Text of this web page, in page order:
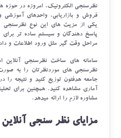
نظرسنجی الکترونیک، امروزه در حوزه
فروش و بازاریابی، واحدهای
یکی از مزیت های این نوع نظرسنجی
پاسخ دهندگان و سیستم ساده تر
مراحل وقت گیر مثل ورود اطلاعات و
سامانه های ساخت نظرسنجی
نظرسنجی های موردنظرتان را به
جامعه هدفتون توزیع کنید و نتیجه
آماری مشاهده کنید. همچنین برای
مشاوره لازم را ارائه میدهد.
مزایای نظر سنجی آنلاین